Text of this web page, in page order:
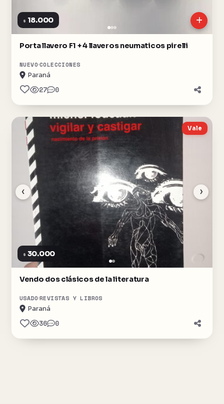
$ 18.000
Porta llavero F1 + 4 llaveros neumaticos pirelli
NUEVO COLECCIONES
Paraná
27 0
‹ ›
Vale
$ 30.000
Vendo dos clásicos de la literatura
USADO REVISTAS Y LIBROS
Paraná
36 0